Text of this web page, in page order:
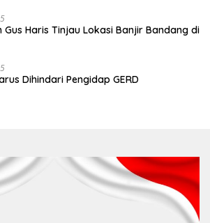
Gus Haris Tinjau Lokasi Banjir Bandang di
Dihindari Pengidap GERD